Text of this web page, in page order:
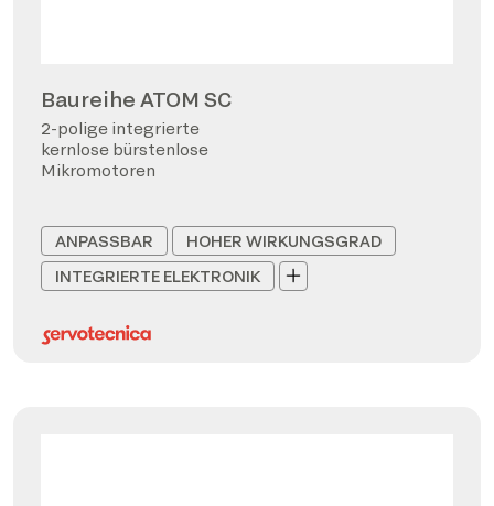
Baureihe ATOM SC
2-polige integrierte
kernlose bürstenlose
Mikromotoren
ANPASSBAR
HOHER WIRKUNGSGRAD
INTEGRIERTE ELEKTRONIK